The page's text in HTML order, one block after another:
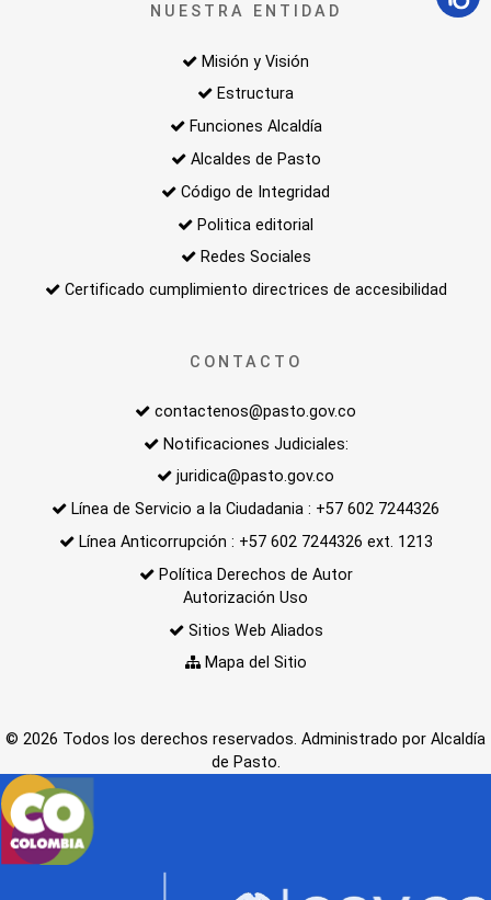
NUESTRA ENTIDAD
Misión y Visión
Estructura
Funciones Alcaldía
Alcaldes de Pasto
Código de Integridad
Politica editorial
Redes Sociales
Certificado cumplimiento directrices de accesibilidad
CONTACTO
contactenos@pasto.gov.co
Notificaciones Judiciales:
juridica@pasto.gov.co
Línea de Servicio a la Ciudadania : +57 602 7244326
Línea Anticorrupción : +57 602 7244326 ext. 1213
Política Derechos de Autor
Autorización Uso
Sitios Web Aliados
Mapa del Sitio
© 2026 Todos los derechos reservados. Administrado por Alcaldía
de Pasto.